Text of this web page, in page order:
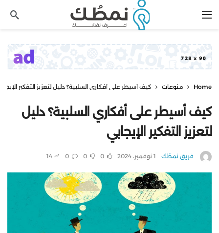
Home منوعات كيف أسيطر على أفكاري السلبية؟ دليل لتعزيز التفكير
كيف أسيطر على أفكاري السلبية؟ دليل
لتعزيز التفكير الإيجابي
فريق نمطُك 1 نوفمبر، 2024 0
0
0
14